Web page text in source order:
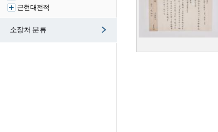
근현대전적
소장처 분류